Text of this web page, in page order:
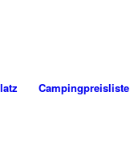
Campingpreisliste